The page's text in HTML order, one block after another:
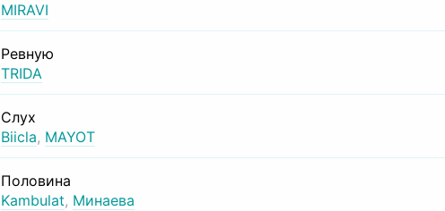
MIRAVI
Ревную
TRIDA
Слух
Biicla, MAYOT
Половина
Kambulat, Минаева